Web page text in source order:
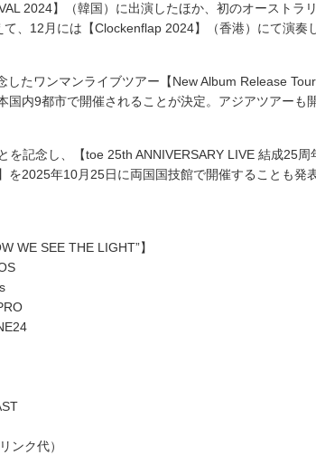
2024】（韓国）に出演したほか、初のオーストラリ
、12月には【Clockenflap 2024】（香港）にて演奏し
たワンマンライブツアー【New Album Release Tour
国内9都市で開催されることが決定。アジアツアーも
記念し、【toe 25th ANNIVERSARY LIVE 結成25周
を2025年10月25日に両国国技館で開催することも発
WE SEE THE LIGHT”】
ンク代）